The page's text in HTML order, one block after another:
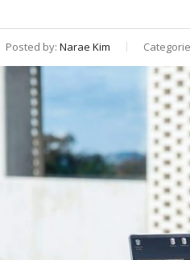
Posted by: Narae Kim